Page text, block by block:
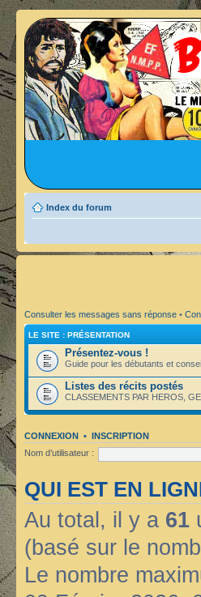
Index du forum
Consulter les messages sans réponse •
LE SITE : PRÉSENTATION
Présentez-vous !
Guide pour les débutants et
Listes des récits postés
CLASSEMENTS PAR HEROS,
CONNEXION • INSCRIPTION
Nom d’utilisateur :
QUI EST EN
Au total, il y a 61
(basé sur le
Le nombre